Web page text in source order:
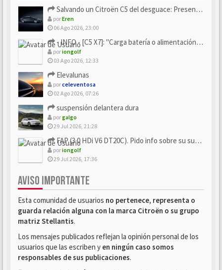
Salvando un Citroën C5 del desguace: Presentación y seguimiento
porEren
06 Ago 2026, 23:00
- INFO - [C5 X7]: "Carga batería o alimentación eléctri...
poriongolf
03 Ago 2026, 12:33
Elevalunas
porceleventosa
02 Ago 2026, 07:26
suspensión delantera dura
porgalgo
29 Jul 2026, 21:28
FAP (3.0 HDi V6 DT20C). Pido info sobre su sustitución
poriongolf
29 Jul 2026, 17:36
AVISO IMPORTANTE
Esta comunidad de usuarios no pertenece, representa o
guarda relación alguna con la marca Citroën o su grupo
matriz Stellantis.
Los mensajes publicados reflejan la opinión personal de los
usuarios que las escriben y en ningún caso somos
responsables de sus publicaciones.